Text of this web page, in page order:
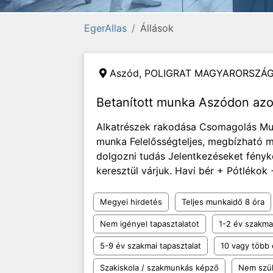
EgerAllas Állások
Aszód, POLIGRAT
Betanított munka Aszódon
Alkatrészek rakodása Csomagolás
munka Felelősségteljes, megbízható
dolgozni tudás Jelentkezéseket
keresztül várjuk. Havi bér + Pótlékok
Megyei hirdetés Teljes munkaidő 8 óra
Nem igényel tapasztalatot 1-2 év
5-9 év szakmai tapasztalat 10 vagy több
Szakiskola / szakmunkás képző Nem